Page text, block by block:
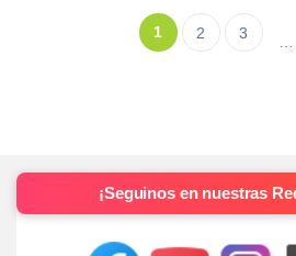
1 2 3
¡Seguinos en nuestras